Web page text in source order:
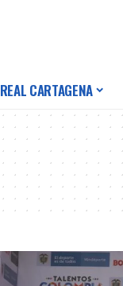
REAL CARTAGENA